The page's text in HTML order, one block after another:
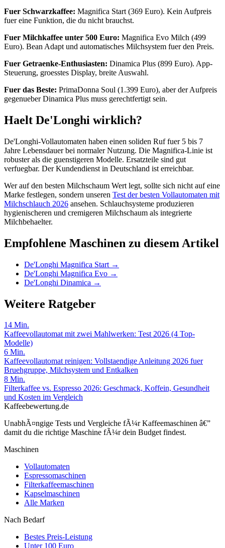
Fuer Schwarzkaffee: Magnifica Start (369 Euro). Kein Aufpreis
fuer eine Funktion, die du nicht brauchst.
Fuer Milchkaffee unter 500 Euro: Magnifica Evo Milch (499
Euro). Bean Adapt und automatisches Milchsystem fuer den Preis.
Fuer Getraenke-Enthusiasten: Dinamica Plus (899 Euro). App-
Steuerung, groesstes Display, breite Auswahl.
Fuer das Beste: PrimaDonna Soul (1.399 Euro), aber der Aufpreis
gegenueber Dinamica Plus muss gerechtfertigt sein.
Haelt De'Longhi wirklich?
De'Longhi-Vollautomaten haben einen soliden Ruf fuer 5 bis 7
Jahre Lebensdauer bei normaler Nutzung. Die Magnifica-Linie ist
robuster als die guenstigeren Modelle. Ersatzteile sind gut
verfuegbar. Der Kundendienst in Deutschland ist erreichbar.
Wer auf den besten Milchschaum Wert legt, sollte sich nicht auf eine
Marke festlegen, sondern unseren Test der besten Vollautomaten mit
Milchschlauch 2026 ansehen. Schlauchsysteme produzieren
hygienischeren und cremigeren Milchschaum als integrierte
Milchbehaelter.
Empfohlene Maschinen zu diesem Artikel
De'Longhi Magnifica Start →
De'Longhi Magnifica Evo →
De'Longhi Dinamica →
Weitere Ratgeber
14 Min.
Kaffeevollautomat mit zwei Mahlwerken: Test 2026 (4 Top-
Modelle)
6 Min.
Kaffeevollautomat reinigen: Vollstaendige Anleitung 2026 fuer
Bruehgruppe, Milchsystem und Entkalken
8 Min.
Filterkaffee vs. Espresso 2026: Geschmack, Koffein, Gesundheit
und Kosten im Vergleich
Kaffeebewertung.de
UnabhÃ¤ngige Tests und Vergleiche fÃ¼r Kaffeemaschinen â€”
damit du die richtige Maschine fÃ¼r dein Budget findest.
Maschinen
Vollautomaten
Espressomaschinen
Filterkaffeemaschinen
Kapselmaschinen
Alle Marken
Nach Bedarf
Bestes Preis-Leistung
Unter 100 Euro